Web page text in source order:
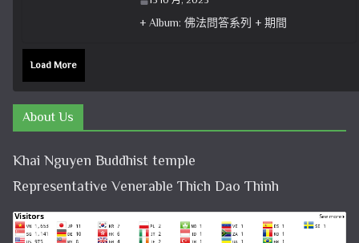
+ Album: 佛法問答系列 + 期間
Load More
About Us
Khai Nguyen Buddhist temple
Representative Venerable Thich Dao Thinh